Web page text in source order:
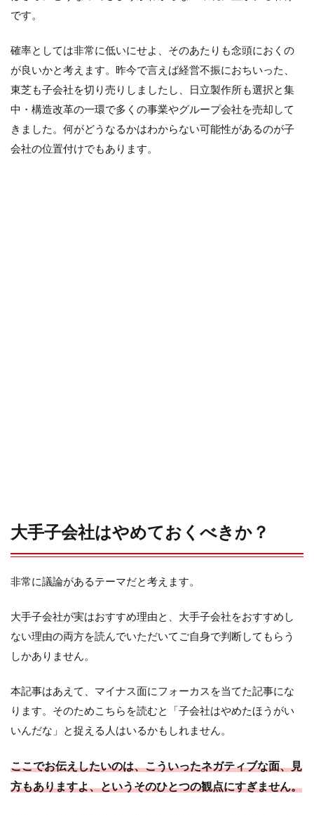
です。
確率としては非常に低いにせよ、そのあたりも念頭におくの
が良いかと考えます。昨今で言えば経営不振におちいった、
東芝も子会社を切り売りしましたし、日立製作所も選択と集
中・構造改革の一環で多くの事業やグループ会社を売却して
きました。何がどうなるかはわからない可能性があるのが子
会社の位置付けでもあります。
大手子会社はやめておくべきか？
非常に議論があるテーマだと考えます。
大手子会社が実はおすすめ理由と、大手子会社をおすすめし
ない理由の両方を読んでいただいてご自身で判断してもらう
しかありません。
本記事はあえて、マイナス面にフォーカスを当てた記事にな
ります。そのためこちらを読むと「子会社はやめたほうがい
いんだな」と捉える人はいるかもしれません。
ここでお伝えしたいのは、こういったネガティブな面、見
方もありますよ、というそのひとつの観点にすぎません。